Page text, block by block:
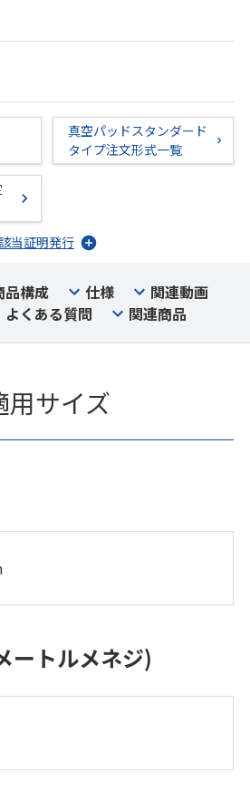
真空パッドスタンダード
タイプ注文形式一覧
当証明発行
品構成 仕様
関連動画
よくある質問 関連商品
用サイズ
ートルメネジ)